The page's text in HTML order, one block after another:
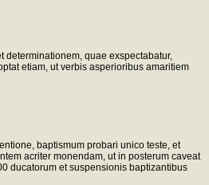
quae exspectabatur,
etiam, ut verbis asperioribus amaritiem
baptismum probari unico teste, et
acriter monendam, ut in posterum caveat
ducatorum et suspensionis baptizantibus